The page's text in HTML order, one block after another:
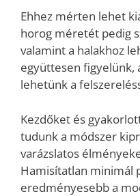
Ehhez mérten lehet
horog méretét pedig
valamint a halakhoz
együttesen figyelünk,
lehetünk a
Kezdőket és
tudunk a módszer
varázslatos
Hamisítatlan minimál
eredményesebb a